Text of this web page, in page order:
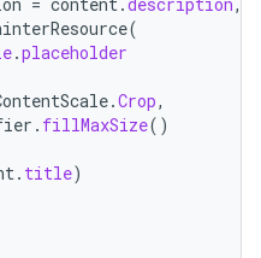
(
.placeholder
.Crop,
. fillMaxSize()
. title)